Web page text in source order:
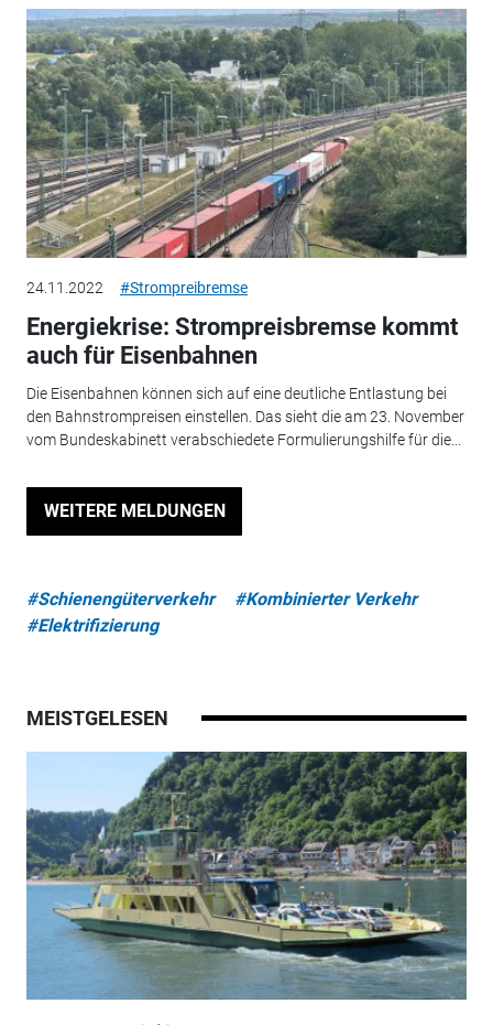
24.11.2022 #Strompreibremse
Energiekrise: Strompreisbremse kommt
auch für Eisenbahnen
Die Eisenbahnen können sich auf eine deutliche Entlastung bei
den Bahnstrompreisen einstellen. Das sieht die am 23. November
vom Bundeskabinett verabschiedete Formulierungshilfe für die...
WEITERE MELDUNGEN
#Schienengüterverkehr
#Kombinierter Verkehr
#Elektrifizierung
MEISTGELESEN